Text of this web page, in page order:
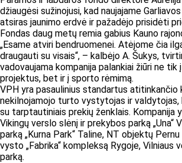
džiaugėsi sužinojusi, kad naujajame
atsiras jaunimo erdvė ir pažadėjo prisidėti
Fondas daug metų remia gabius Kauno
„Esame atviri bendruomenei. Atėjome čia
draugauti su visais“, – kalbėjo A. Šukys,
vadovaujama kompanija palankiai žiūri ne tik
projektus, bet ir į sporto rėmimą.
VPH yra pasaulinius standartus atitinkančio
nekilnojamojo turto vystytojas ir valdytojas,
su tarptautiniais prekių ženklais. Kompanija
Vikingų verslo slėnį ir prekybos parką „Una“
parką „Kurna Park“ Taline, NT objektų
vysto „Fabrika“ kompleksą Rygoje, Vilniaus
parką.